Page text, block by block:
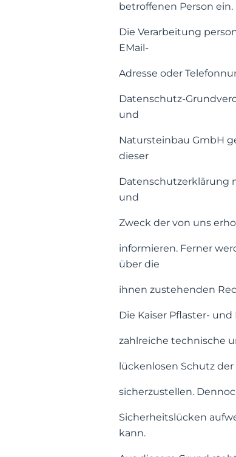
betroffenen Person ein.
Die Verarbeitung
EMail-
Adresse oder
Datenschutz-
und
Natursteinbau GmbH
dieser
Datenschutzerklärung
und
Zweck der von uns
informieren. Ferner
über die
ihnen zustehenden
Die Kaiser Pflaster-
zahlreiche technische
lückenlosen Schutz
sicherzustellen.
Sicherheitslücken
kann.